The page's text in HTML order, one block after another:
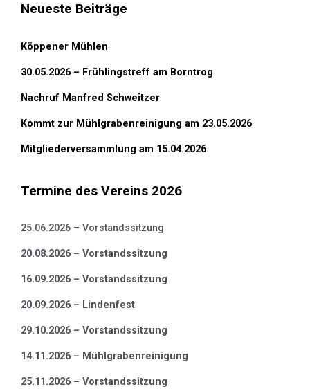
Neueste Beiträge
Köppener Mühlen
30.05.2026 – Frühlingstreff am Borntrog
Nachruf Manfred Schweitzer
Kommt zur Mühlgrabenreinigung am 23.05.2026
Mitgliederversammlung am 15.04.2026
Termine des Vereins 2026
25.06.2026 – Vorstandssitzung
20.08.2026 – Vorstandssitzung
16.09.2026 – Vorstandssitzung
20.09.2026 – Lindenfest
29.10.2026 – Vorstandssitzung
14.11.2026 – Mühlgrabenreinigung
25.11.2026 – Vorstandssitzung